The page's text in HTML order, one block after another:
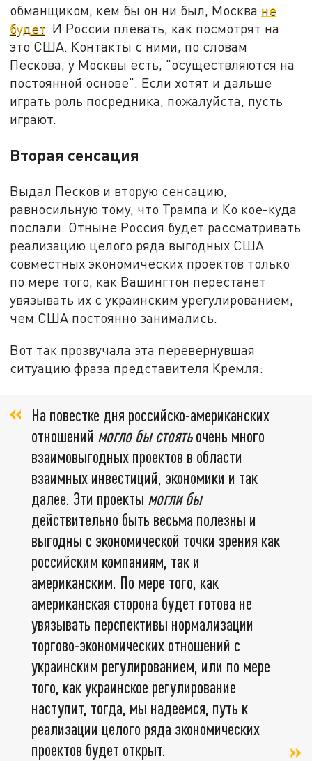
обманщиком, кем бы он ни был, Москва не
будет. И России плевать, как посмотрят на
это США. Контакты с ними, по словам
Пескова, у Москвы есть, "осуществляются на
постоянной основе". Если хотят и дальше
играть роль посредника, пожалуйста, пусть
играют.
Вторая сенсация
Выдал Песков и вторую сенсацию,
равносильную тому, что Трампа и Ко кое-куда
послали. Отныне Россия будет рассматривать
реализацию целого ряда выгодных США
совместных экономических проектов только
по мере того, как Вашингтон перестанет
увязывать их с украинским урегулированием,
чем США постоянно занимались.
Вот так прозвучала эта перевернувшая
ситуацию фраза представителя Кремля:
На повестке дня российско-американских
отношений могло бы стоятьочень много
взаимовыгодных проектов в области
взаимных инвестиций, экономики и так
далее. Эти проекты могли бы
действительно быть весьма полезны и
выгодны с экономической точки зрения как
российским компаниям, так и
американским. По мере того, как
американская сторона будет готова не
увязывать перспективы нормализации
торгово-экономических отношений с
украинским регулированием, или по мере
того, как украинское регулирование
наступит, тогда, мы надеемся, путь к
реализации целого ряда экономических
проектов будет открыт.